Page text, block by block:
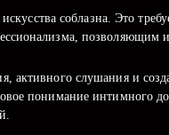
соблазна. Это
позволяющим
активного слушания и
понимание интимного